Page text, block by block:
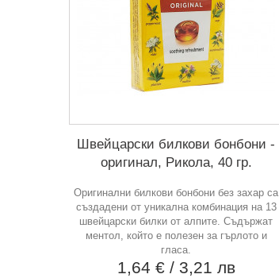
Швейцарски билкови бонбони -
оригинал, Рикола, 40 гр.
Оригинални билкови бонбони без захар са
създадени от уникална комбинация на 13
швейцарски билки от алпите. Съдържат
ментол, който е полезен за гърлото и
гласа.
1,64 € / 3,21 лв